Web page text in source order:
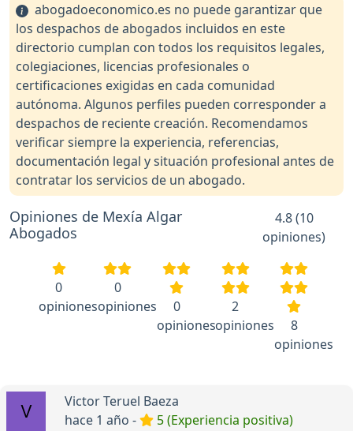
abogadoeconomico.es no puede garantizar que
los despachos de abogados incluidos en este
directorio cumplan con todos los requisitos legales,
colegiaciones, licencias profesionales o
certificaciones exigidas en cada comunidad
autónoma. Algunos perfiles pueden corresponder a
despachos de reciente creación. Recomendamos
verificar siempre la experiencia, referencias,
documentación legal y situación profesional antes de
contratar los servicios de un abogado.
Opiniones de Mexía Algar
Abogados
4.8 (10
opiniones)
0
opiniones
0
opiniones
0
opiniones
2
opiniones
8
opiniones
Victor Teruel Baeza
hace 1 año -
5 (Experiencia positiva)